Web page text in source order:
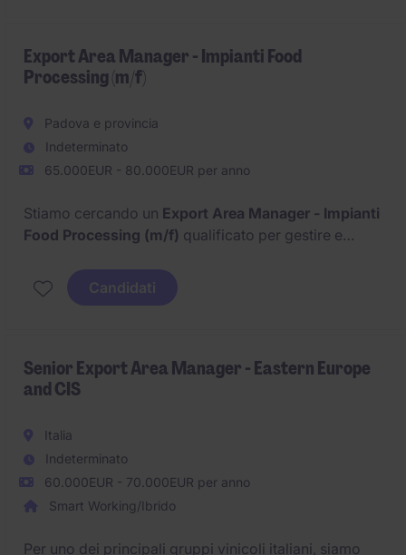
garantendo il raggiungimento degli obiettivi
commerciali.
Export Area Manager - Impianti Food
Processing (m/f)
Padova e provincia
Indeterminato
65.000EUR - 80.000EUR per anno
Stiamo cercando un Export Area Manager - Impianti
Food Processing (m/f) qualificato per gestire e
candidato ideale sarà responsabile dell'ampliamento
del portafoglio clienti e del raggiungimento degli
Candidati
Senior Export Area Manager - Eastern Europe
and CIS
Italia
Indeterminato
60.000EUR - 70.000EUR per anno
Smart Working/Ibrido
Per uno dei principali gruppi vinicoli italiani, siamo